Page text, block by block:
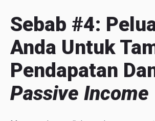
Sebab #4:
Anda Untuk
Pendapatan
Passive Income